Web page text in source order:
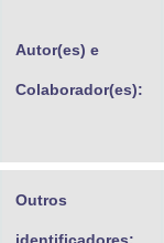
Autor(es) e
Colaborador(es):
Outros